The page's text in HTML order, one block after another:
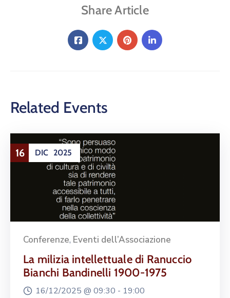
Share Article
Related Events
16 DIC 2025
Conferenze, Eventi dell’Associazione
La milizia intellettuale di Ranuccio
Bianchi Bandinelli 1900-1975
16/12/2025 @ 09:30 - 19:00